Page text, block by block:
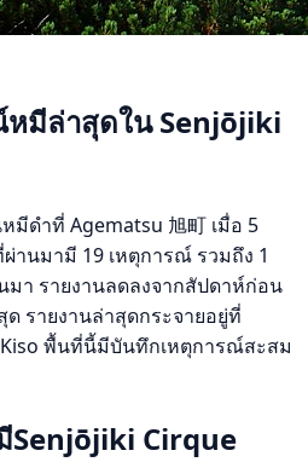
มีล่าสุดใน Senjōjiki
มีดำที่ Agematsu 旭町 เมื่อ 5
านมามี 19 เหตุการณ์ รวมถึง 1
า รายงานลดลงจากสัปดาห์ก่อน
รายงานล่าสุดกระจายอยู่ที่
พื้นที่นี้มีบันทึกเหตุการณ์สะสม
Senjōjiki Cirque